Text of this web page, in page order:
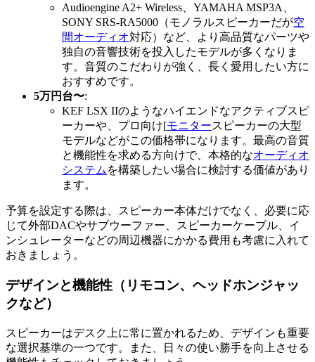
Audioengine A2+ Wireless、YAMAHA MSP3A、
SONY SRS-RA5000（モノラルスピーカーだが空
間オーディオ対応）など、より高品質なパーツや
独自の音響技術を投入したモデルが多くなりま
す。音質のこだわりが強く、長く愛用したい方に
おすすめです。
5万円台〜:
KEF LSX IIのようなハイエンドなアクティブスピ
ーカーや、プロ向け[モニタースピーカーの大型
モデルなどがこの価格帯になります。最高の音質
と機能性を求める方向けで、本格的なオーディオ
システム を構築したい場合に検討する価値があり
ます。
予算を設定する際は、スピーカー本体だけでなく、必要に応
じて外部DACやサブウーファー、スピーカーケーブル、イ
ンシュレーターなどの周辺機器にかかる費用も考慮に入れて
おきましょう。
デザインと機能性（リモコン、ヘッドホンジャッ
クなど）
スピーカーはデスク上に常に置かれるため、デザインも重要
な選択基準の一つです。また、日々の使い勝手を向上させる